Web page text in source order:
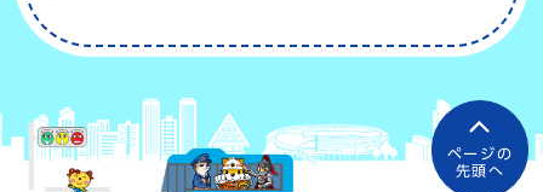
ページの
先頭へ